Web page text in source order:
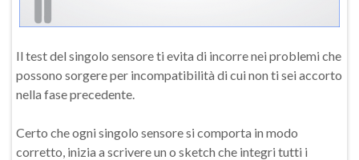
Il test del singolo sensore ti evita di incorre nei problemi che
possono sorgere per incompatibilità di cui non ti sei accorto
nella fase precedente.
Certo che ogni singolo sensore si comporta in modo
corretto, inizia a scrivere un o sketch che integri tutti i